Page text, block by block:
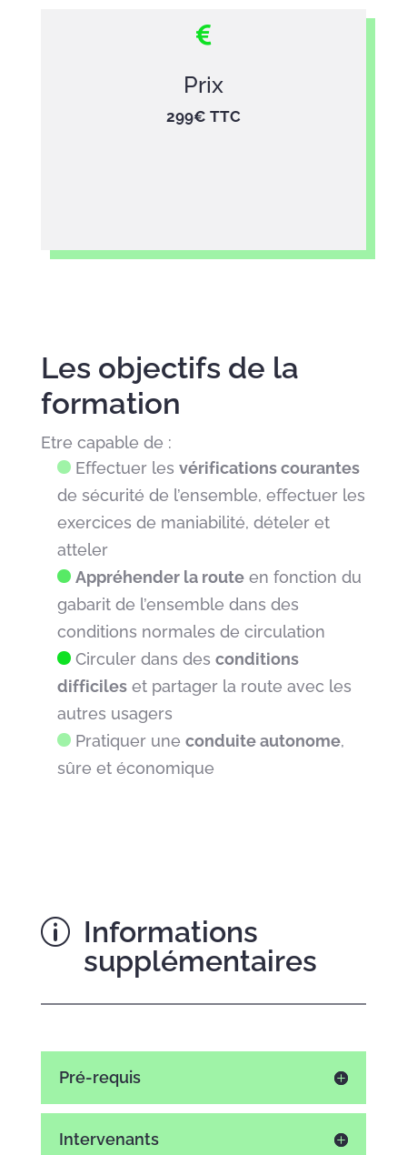

Prix
299€ TTC
Les objectifs de la
formation
Etre capable de :
Effectuer les vérifications courantes
de sécurité de l’ensemble, effectuer les
exercices de maniabilité, dételer et
atteler
Appréhender la routeen fonction du
gabarit de l’ensemble dans des
conditions normales de circulation
Circuler dans des conditions
difficileset partager la route avec les
autres usagers
Pratiquer une conduite autonome,
sûre et économique
p Informations
supplémentaires
Pré-requis
Intervenants